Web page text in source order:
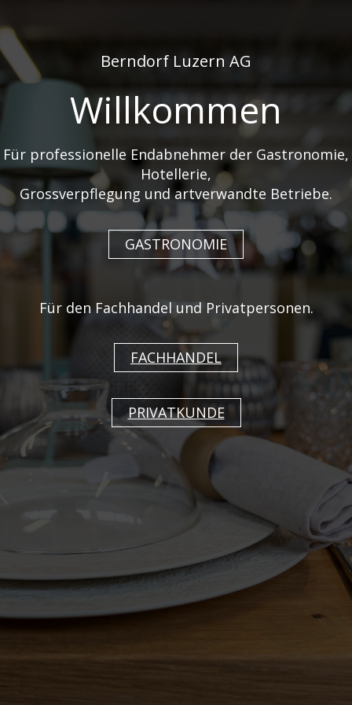
PORTABLE LAMPEN
Es ist aus unserem Leben nicht mehr
wegzudenken - Licht. Zafferano verwandelt
Eine schöne Tischlampe gehört auch zu einem
gedeckten Tisch. Durch das schlichte Design
und dank dem eingebauten Akku, lässt die
Lampe genügend Raum für das restliche
Gedeck.
Zurück
Berndorf Luzern AG
Industriestrasse 15, 6203 Sempach
Station
T 041 259 21 21
Berndorf Luzern AG
Willkommen
Für professionelle Endabnehmer der Gastronomie,
Hotellerie,
Grossverpflegung und artverwandte Betriebe.
GASTRONOMIE
Für den Fachhandel und Privatpersonen.
FACHHANDEL
PRIVATKUNDE